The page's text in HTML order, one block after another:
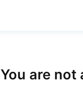
You are not